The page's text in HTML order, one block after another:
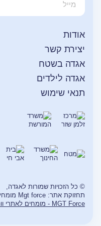
אודות
יצירת קשר
אגדה בשטח
תנאי שימוש
אגדה לילדים
© כל הזכויות שמורות לאגדה,
תחזוקת אתר: Mgt force מומחים לאתרי וורדפרס
MGT Force - מומחים לאתרי וורדפרס